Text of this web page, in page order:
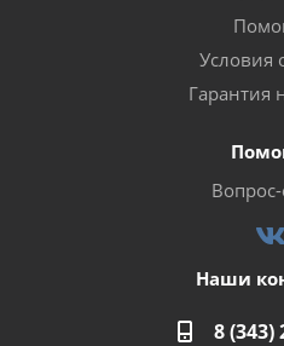
Условия
Гарантия
Наши
8 (343)